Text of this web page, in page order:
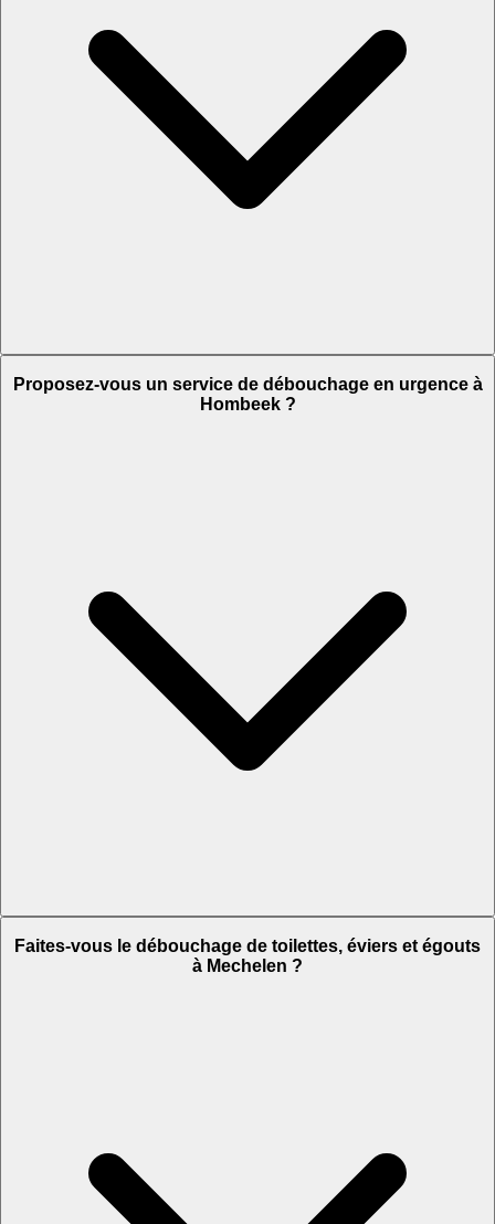
Proposez-vous un service de débouchage en urgence à
Hombeek ?
Faites-vous le débouchage de toilettes, éviers et égouts
à Mechelen ?